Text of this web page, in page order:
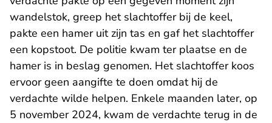
wandelstok, greep het slachtoffer bij de keel,
pakte een hamer uit zijn tas en gaf het slachtoffer
een kopstoot. De politie kwam ter plaatse en de
hamer is in beslag genomen. Het slachtoffer koos
ervoor geen aangifte te doen omdat hij de
verdachte wilde helpen. Enkele maanden later, op
5 november 2024, kwam de verdachte terug in de